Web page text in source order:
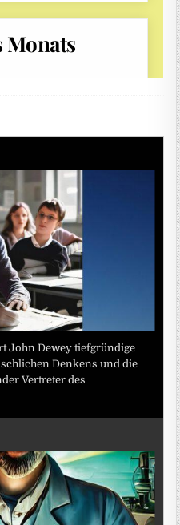
John Dewey tiefgründige
Denkens und die
Vertreter des